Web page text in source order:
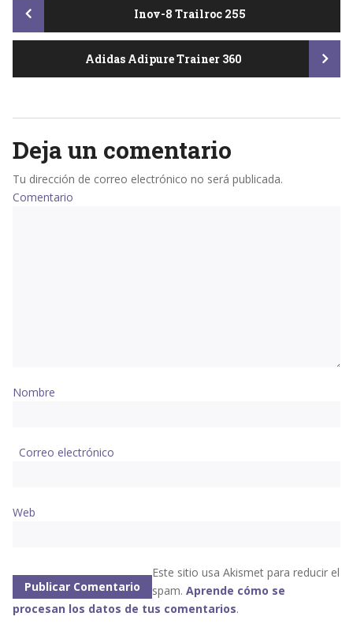
Post
navigation
Inov-8 Trailroc 255
Adidas Adipure Trainer 360
Deja un comentario
Tu dirección de correo electrónico no será publicada.
Comentario
Nombre
Correo electrónico
Web
Este sitio usa Akismet para reducir el
spam. Aprende cómo se
procesan los datos de tus comentarios.